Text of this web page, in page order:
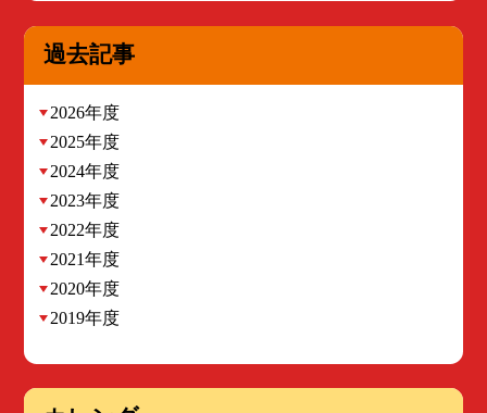
過去記事
2026年度
2025年度
2024年度
2023年度
2022年度
2021年度
2020年度
2019年度